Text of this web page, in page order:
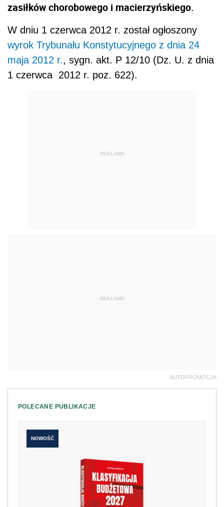
zasiłków chorobowego i macierzyńskiego.
W dniu 1 czerwca 2012 r. został ogłoszony
wyrok Trybunału Konstytucyjnego z dnia 24
maja 2012 r., sygn. akt. P 12/10 (Dz. U. z dnia
1 czerwca 2012 r. poz. 622).
REKLAMA
REKLAMA
AUTOPROMOCJA
POLECANE PUBLIKACJE
NOWOŚĆ